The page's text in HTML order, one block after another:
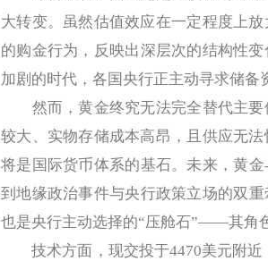
大转变。虽然估值效应在一定程度上
的购金行为，反映出深层次的结构性
加剧的时代，各国央行正主动寻求储备
然而，黄金终究无法完全替代主要
较大、实物存储成本高昂，且供应无
将是国际货币体系的基石。未来，黄
到地缘政治事件与央行政策立场的双
也是央行主动选择的“压舱石”——其角
技术方面，现交投于4470美元附近